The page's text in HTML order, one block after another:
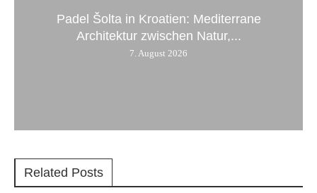
Padel Šolta in Kroatien: Mediterrane
Architektur zwischen Natur,...
7. August 2026
Related Posts